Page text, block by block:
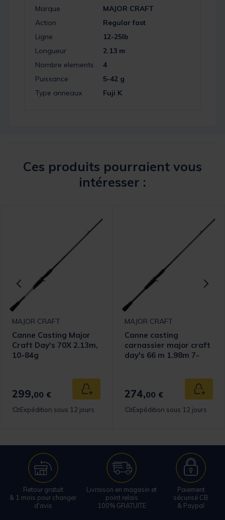
Marque
MAJOR CRAFT
Action
Regular fast
Ligne
12-25lb
Longueur
2.13 m
Nombre elements
4
Puissance
5-42 g
Type anneaux
Fuji K
Ces produits pourraient vous
intéresser :
panier
MAJOR CRAFT
Canne Casting Major
Craft Day's 70X 2.13m,
10-84g
299,00 € Ajouter au panier
Expédition sous 12 jours
MAJOR CRAFT
Canne casting
carnassier major craft
day's 66 m 1.98m 7-
274,00 €
Expédition sous 12 jours
Retour gratuit
& 1 mois pour changer
d'avis
Livraison en magasin et
point relais
100% GRATUITE
Paiement
sécurisé CB
& Paypal